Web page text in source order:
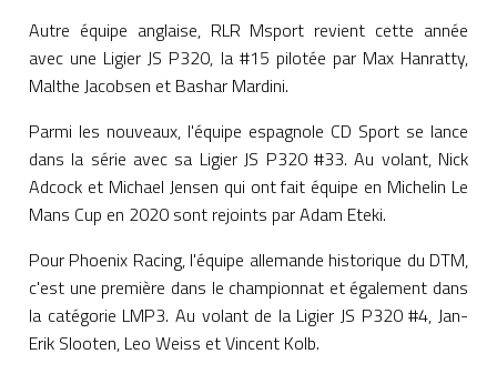
Autre équipe anglaise, RLR Msport revient cette année
avec une Ligier JS P320, la #15 pilotée par Max Hanratty,
Malthe Jacobsen et Bashar Mardini.
Parmi les nouveaux, l'équipe espagnole CD Sport se lance
dans la série avec sa Ligier JS P320 #33. Au volant, Nick
Adcock et Michael Jensen qui ont fait équipe en Michelin Le
Mans Cup en 2020 sont rejoints par Adam Eteki.
Pour Phoenix Racing, l'équipe allemande historique du DTM,
c'est une première dans le championnat et également dans
la catégorie LMP3. Au volant de la Ligier JS P320 #4, Jan-
Erik Slooten, Leo Weiss et Vincent Kolb.